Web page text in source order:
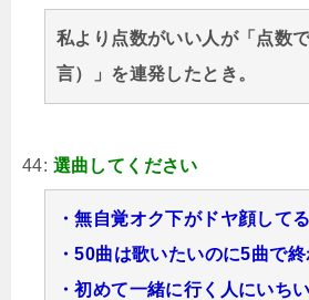
私より点数がいい人が「点数
言）」を連発したとき。
44: 選曲してください
・無自覚オク下がドヤ顔してる
・50曲は歌いたいのに5曲で終
・初めて一緒に行く人にいち